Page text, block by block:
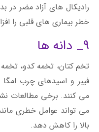
رادیکال های آزاد مضر در
خطر بیماری های قلبی را
9_ دانه ها
تخم کتان، تخمه کدو، تخمه
می کنند. برخی مطالعات
می تواند عوامل خطری
بالا را کاهش دهد.